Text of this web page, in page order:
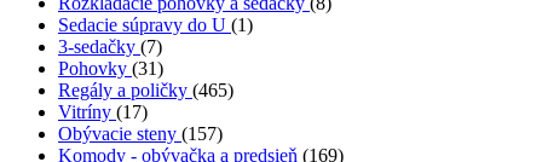
Sedacie súpravy do U (1)
3-sedačky (7)
Pohovky (31)
Regály a poličky (465)
Vitríny (17)
Obývacie steny (157)
Komody - obývačka a predsieň (169)